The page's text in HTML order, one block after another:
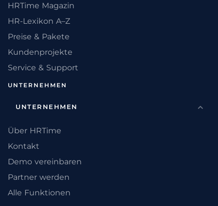
HRTime Magazin
HR-Lexikon A–Z
Preise & Pakete
Kundenprojekte
Service & Support
UNTERNEHMEN
UNTERNEHMEN
Über HRTime
Kontakt
Demo vereinbaren
Partner werden
Alle Funktionen